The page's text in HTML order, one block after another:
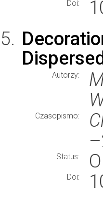
Doi:
Autorzy:
Czasopismo:
Status:
Doi: